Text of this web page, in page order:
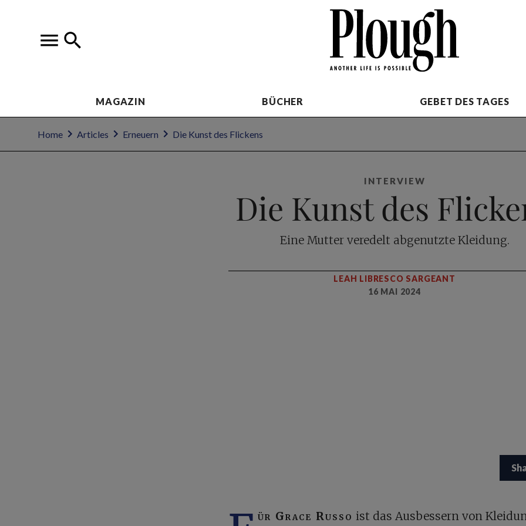
MAGAZIN BÜCHER GEBET DES TAGES
Home Articles Erneuern Die Kunst des Flickens
INTERVIEW
Die Kunst des
Eine Mutter veredelt abgenutzte Kleidung.
LEAH LIBRESCO SARGEANT
16 MAI 2024
ür Grace Russo ist das Ausbessern von